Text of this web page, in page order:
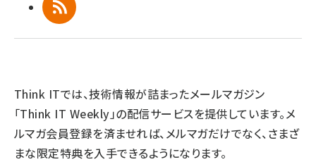
RSS
Think ITでは、技術情報が詰まったメールマガジン
「Think IT Weekly」の配信サービスを提供しています。メ
ルマガ会員登録を済ませれば、メルマガだけでなく、さまざ
まな限定特典を入手できるようになります。